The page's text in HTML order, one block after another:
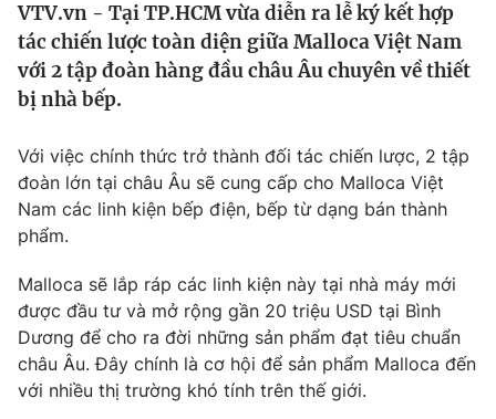
Thế giới
Tin tức
Thế giới đó đây
Câu chuyện quốc tế
Kinh tế
Thị trường
Góc doanh nghiệp
Dữ liệu và đời sống
Truyền hình
Hậu trường
Nhân vật
Khán giả
Giải trí
Điện ảnh
Âm nhạc
Đời sống
Du lịch
Giáo dục
VTV.vn - Tại TP.HCM vừa diễn ra lễ ký kết hợp
tác chiến lược toàn diện giữa Malloca Việt Nam
với 2 tập đoàn hàng đầu châu Âu chuyên về thiết
bị nhà bếp.
Với việc chính thức trở thành đối tác chiến lược, 2 tập
đoàn lớn tại châu Âu sẽ cung cấp cho Malloca Việt
Nam các linh kiện bếp điện, bếp từ dạng bán thành
phẩm.
Malloca sẽ lắp ráp các linh kiện này tại nhà máy mới
được đầu tư và mở rộng gần 20 triệu USD tại Bình
Dương để cho ra đời những sản phẩm đạt tiêu chuẩn
châu Âu. Đây chính là cơ hội để sản phẩm Malloca đến
với nhiều thị trường khó tính trên thế giới.